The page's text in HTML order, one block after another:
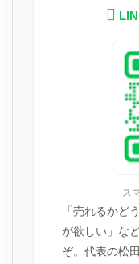
ス
「売れるかど
が欲しい」な
ぞ。代表の松